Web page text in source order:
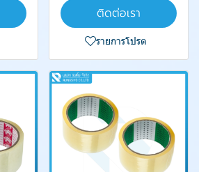
ติดต่อเรา
รายการโปรด